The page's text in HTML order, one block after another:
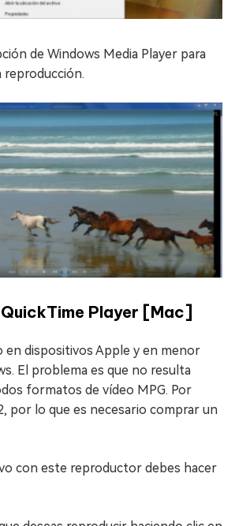
de Windows Media Player para
reproducción.
Player [Mac]
en dispositivos Apple y en menor
El problema es que no resulta
formatos de vídeo MPG. Por
por lo que es necesario comprar un
con este reproductor debes hacer